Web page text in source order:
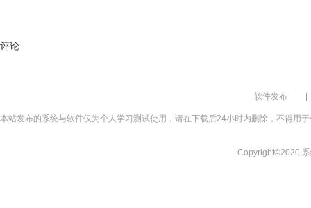
评论
软件发布
本站发布的系统与软件仅为个人学习测试使用，请在下载后24小时内删除，不得用
Copyright©2020